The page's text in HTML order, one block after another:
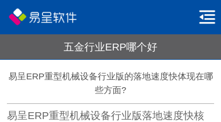
五金行业ERP哪个好
易呈ERP重型机械设备行业版的落地速度快体现在哪
些方面?
易呈ERP重型机械设备行业版落地速度快核